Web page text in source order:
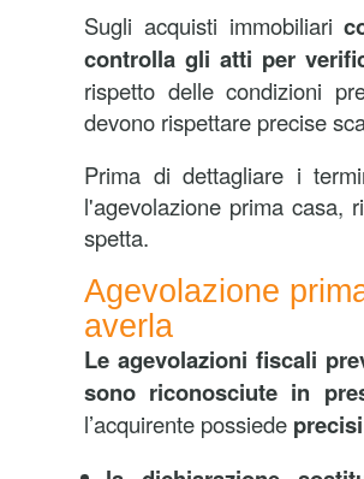
Sugli acquisti immobiliari
controllagli atti per
rispetto delle condizioni
devono rispettare precise
Prima di dettagliare i
l'agevolazione prima casa,
spetta.
Agevolazione
averla
Le agevolazioni fiscali
sono riconosciute in
l’acquirente possiede